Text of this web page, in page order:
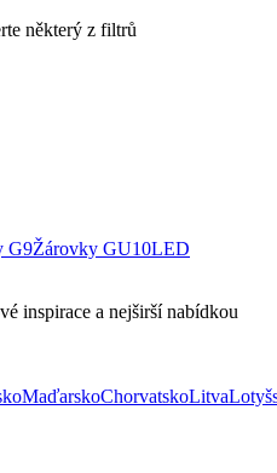
některý z filtrů
G9Žárovky GU10LED
inspirace a nejširší nabídkou
MaďarskoChorvatskoLitva